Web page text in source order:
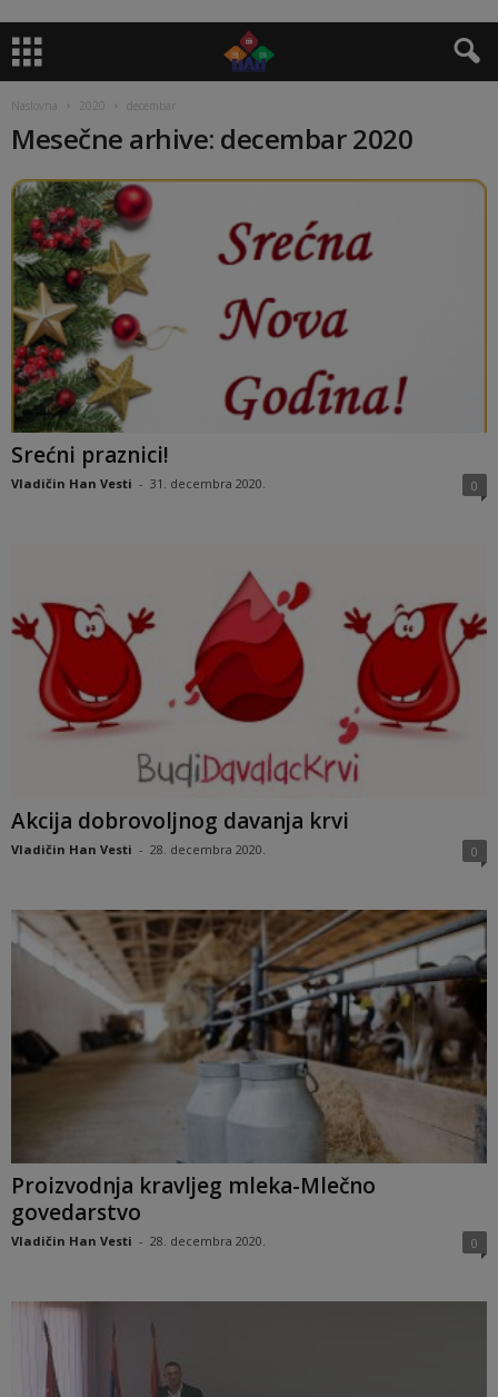
Naslovna 2020 decembar
Mesečne arhive: decembar 2020
Srećni praznici!
Vladičin Han Vesti - 31. decembra 2020. 0
Akcija dobrovoljnog davanja krvi
Vladičin Han Vesti - 28. decembra 2020. 0
Proizvodnja kravljeg mleka-Mlečno
govedarstvo
Vladičin Han Vesti - 28. decembra 2020. 0